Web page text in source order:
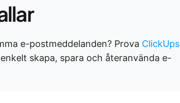
e-postmeddelanden? Prova ClickUps
skapa, spara och återanvända e-